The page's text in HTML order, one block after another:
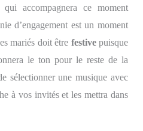
qui accompagnera ce moment
d’engagement est un moment
mariés doit être festivepuisque
le ton pour le reste de la
sélectionner une musique avec
à vos invités et les mettra dans